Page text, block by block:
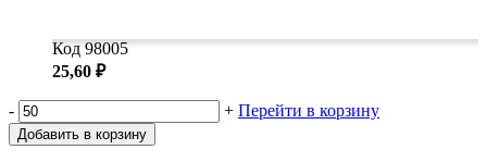
Код 98005
25,60 ₽
- + Перейти в корзину
Добавить в корзину